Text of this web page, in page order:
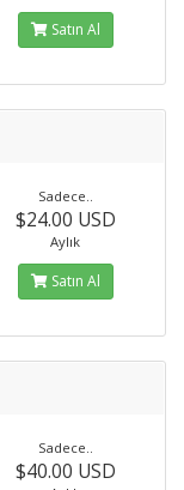
Satın Al
Sadece..
$24.00 USD
Aylık
Satın Al
Sadece..
$40.00 USD